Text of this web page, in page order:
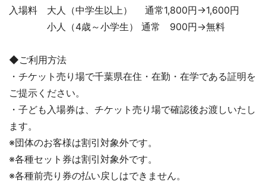
入場料 大人（中学生以上） 通常1,800円→1,600円
小人（4歳～小学生） 通常 900円→無料
◆ご利用方法
・チケット売り場で千葉県在住・在勤・在学である証明を
ご提示ください。
・子ども入場券は、チケット売り場で確認後お渡しいたし
ます。
※団体のお客様は割引対象外です。
※各種セット券は割引対象外です。
※各種前売り券の払い戻しはできません。